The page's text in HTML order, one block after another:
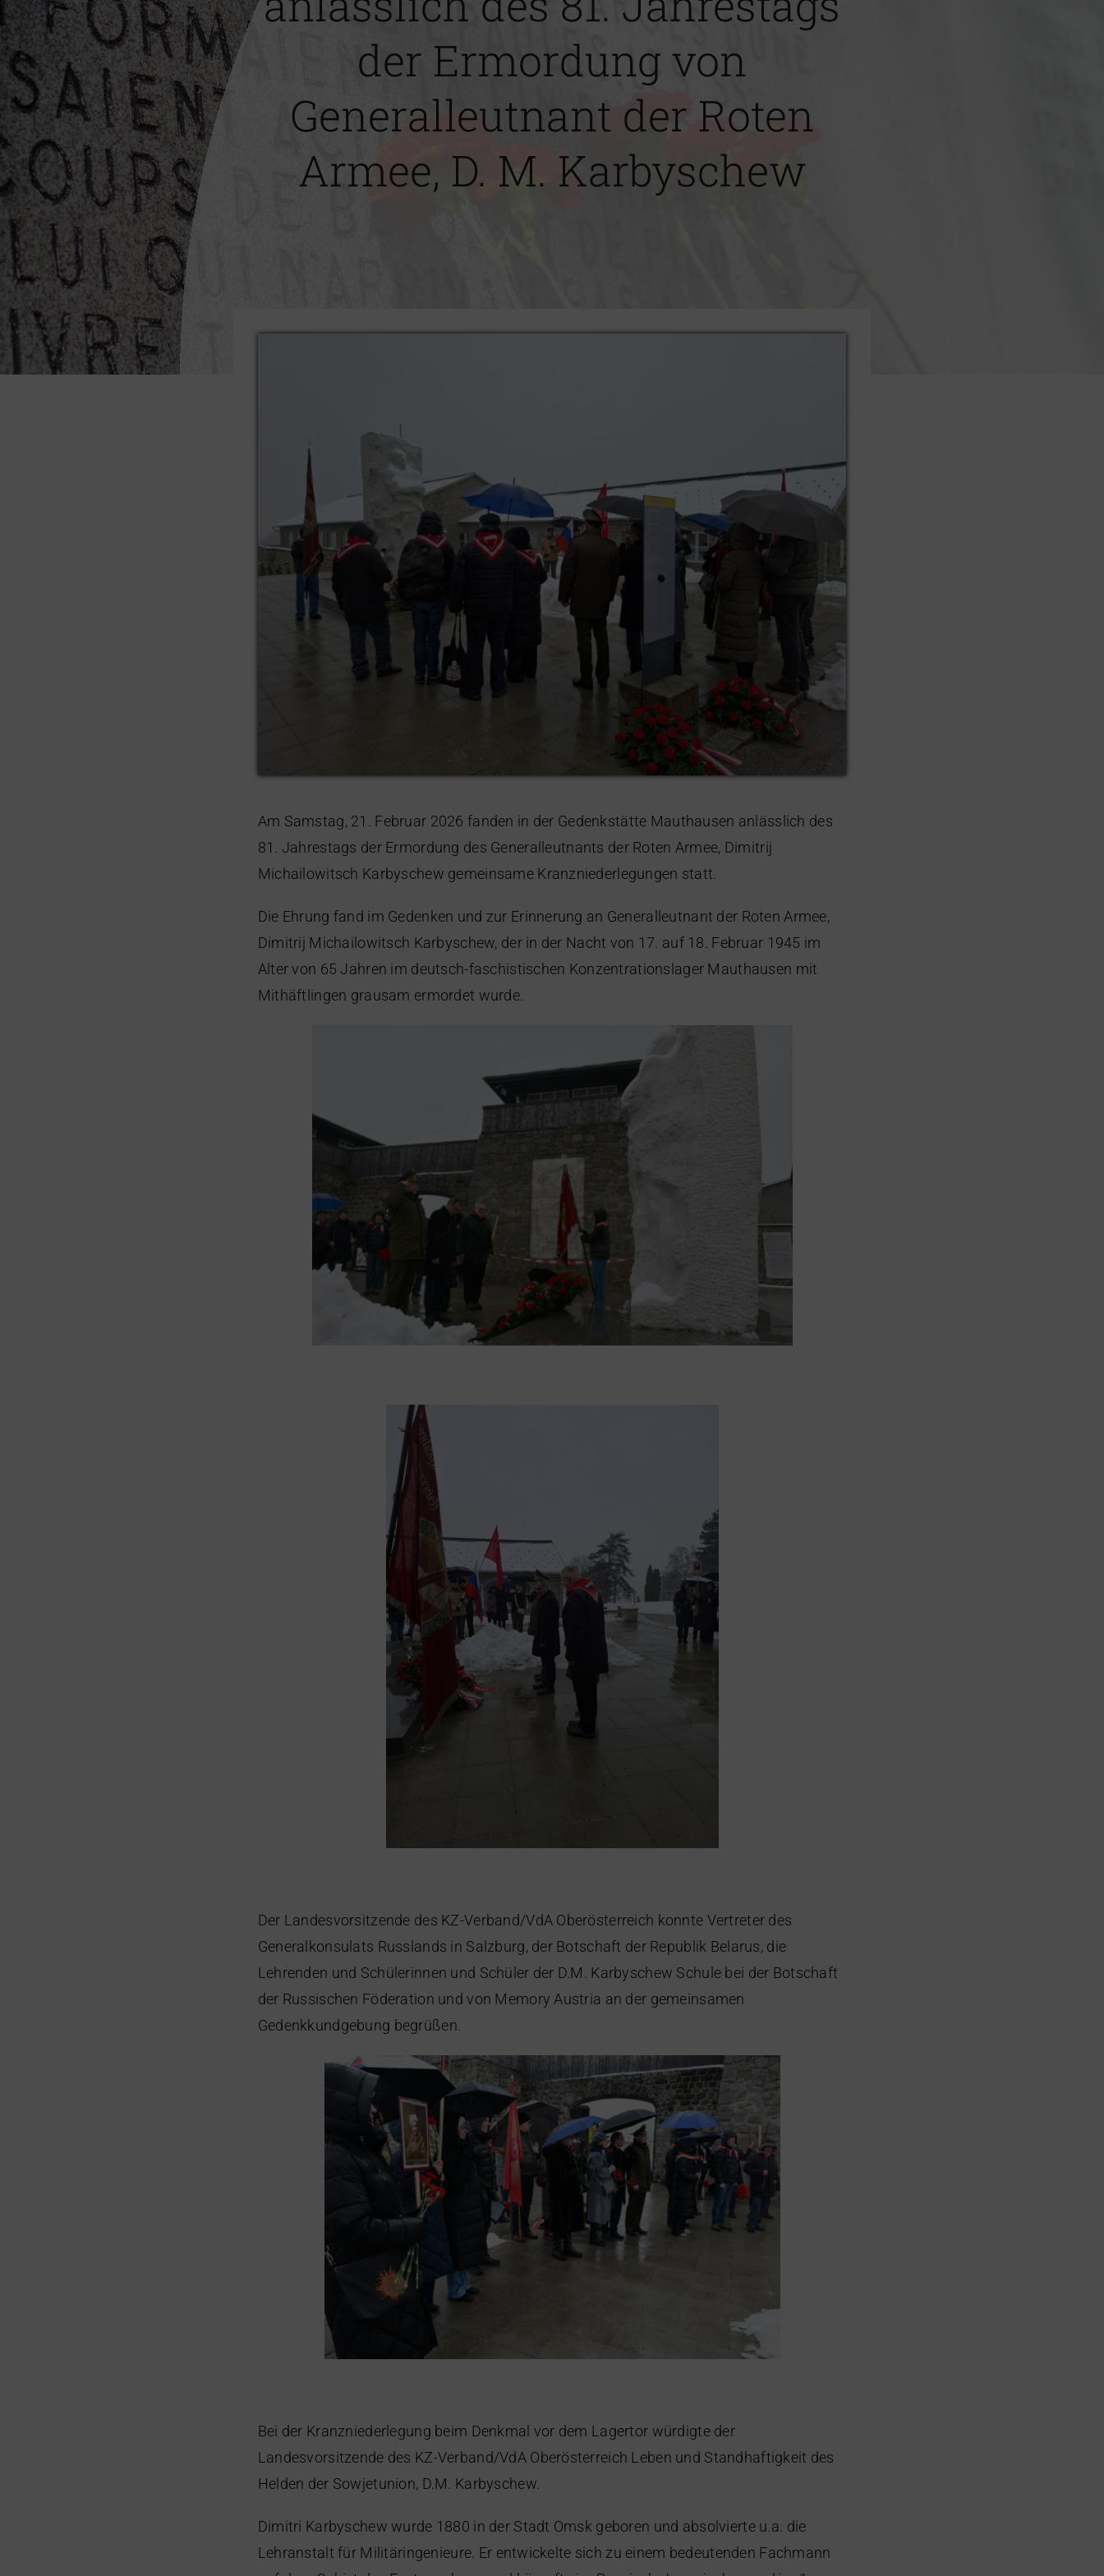
der Ermordung von
Generalleutnant der Roten
Armee, D. M. Karbyschew
Am Samstag, 21 . Februar 2026 fanden in der Gedenkstätte Mauthausen anlässlich des
81
. Jahrestags der Ermordung des Generalleutnants der Roten Armee, Dimitrij
Michailowitsch Karbyschew gemeinsame Kranzniederlegungen statt.
Die Ehrung fand im Gedenken und zur Erinnerung an Generalleutnant der Roten Armee,
Dimitrij Michailowitsch Karbyschew, der in der Nacht von 17. auf 18. Februar 1945 im
Alter von 65 Jahren im deutsch-faschistischen Konzentrationslager Mauthausen mit
Mithäftlingen grausam ermordet wurde.
Der Landesvorsitzende des KZ-Verband/VdA Oberösterreich konnte Vertreter des
Generalkonsulats Russlands in Salzburg, der Botschaft der Republik Belarus, die
Lehrenden und Schülerinnen und Schüler der D.M. Karbyschew Schule bei der Botschaft
der Russischen Föderation und von Memory Austria an der gemeinsamen
Gedenkkundgebung begrüßen.
Bei der Kranzniederlegung beim Denkmal vor dem Lagertor würdigte der
Landesvorsitzende des KZ-Verband/VdA Oberösterreich Leben und Standhaftigkeit des
Helden der Sowjetunion, D.M. Karbyschew.
Dimitri Karbyschew wurde 1880 in der Stadt Omsk geboren und absolvierte u.a. die
Lehranstalt für Militäringenieure. Er entwickelte sich zu einem bedeutenden Fachmann